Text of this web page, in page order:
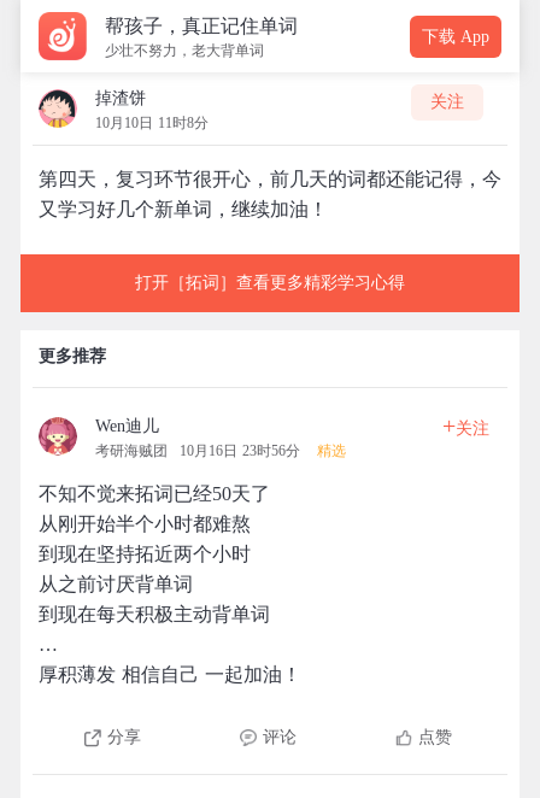
帮孩子，真正记住单词
少壮不努力，老大背单词
下载 App
掉渣饼
10月10日 11时8分
关注
第四天，复习环节很开心，前几天的词都还能记得，今
又学习好几个新单词，继续加油！
打开［拓词］查看更多精彩学习心得
更多推荐
Wen迪儿
考研海贼团 10月16日 23时56分 精选
+关注
不知不觉来拓词已经50天了
从刚开始半个小时都难熬
到现在坚持拓近两个小时
从之前讨厌背单词
到现在每天积极主动背单词
…
厚积薄发 相信自己 一起加油！
分享 评论 点赞